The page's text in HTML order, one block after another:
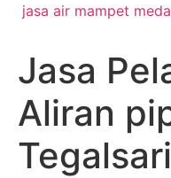
jasa air mampet
Jasa
Aliran